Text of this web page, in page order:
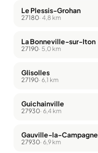
Le Plessis-Grohan
27180· 4,8 km
La Bonneville-sur-Iton
27190· 5,0 km
Glisolles
27190· 6,1 km
Guichainville
27930· 6,4 km
Gauville-la-Campagne
27930· 6,9 km